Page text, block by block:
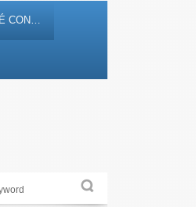
CON…
ocio y entretenimiento